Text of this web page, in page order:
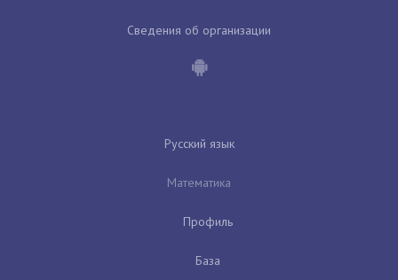
Сведения об организации
Русский язык
Математика
Профиль
База